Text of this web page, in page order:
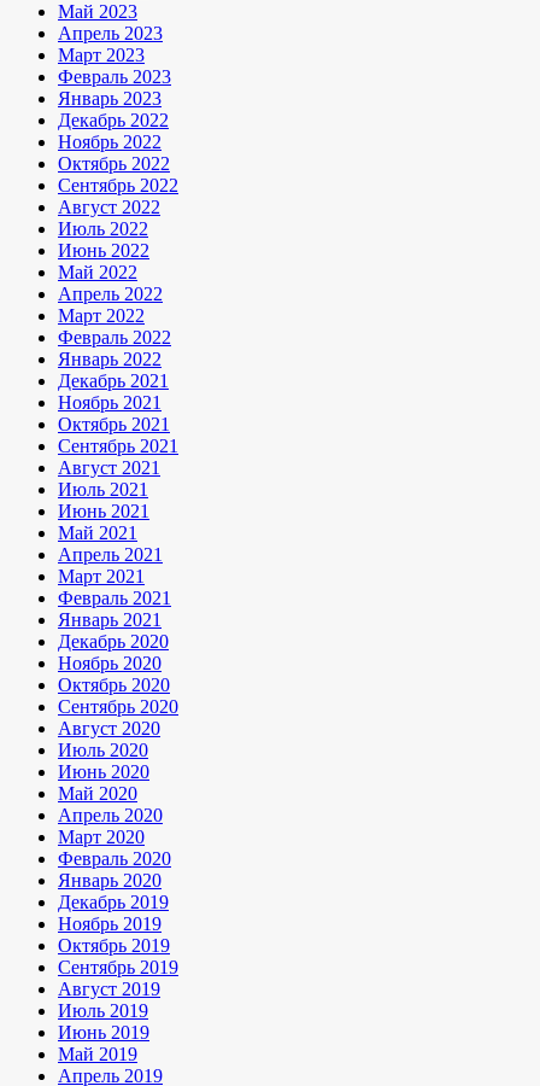
Май 2023
Апрель 2023
Март 2023
Февраль 2023
Январь 2023
Декабрь 2022
Ноябрь 2022
Октябрь 2022
Сентябрь 2022
Август 2022
Июль 2022
Июнь 2022
Май 2022
Апрель 2022
Март 2022
Февраль 2022
Январь 2022
Декабрь 2021
Ноябрь 2021
Октябрь 2021
Сентябрь 2021
Август 2021
Июль 2021
Июнь 2021
Май 2021
Апрель 2021
Март 2021
Февраль 2021
Январь 2021
Декабрь 2020
Ноябрь 2020
Октябрь 2020
Сентябрь 2020
Август 2020
Июль 2020
Июнь 2020
Май 2020
Апрель 2020
Март 2020
Февраль 2020
Январь 2020
Декабрь 2019
Ноябрь 2019
Октябрь 2019
Сентябрь 2019
Август 2019
Июль 2019
Июнь 2019
Май 2019
Апрель 2019